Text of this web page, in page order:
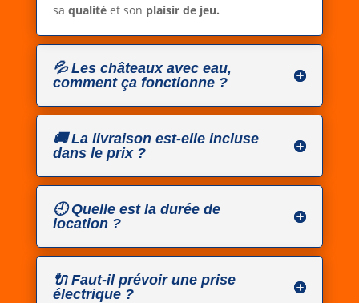
sa qualitéet son plaisir de jeu.
💦 Les châteaux avec eau,
comment ça fonctionne ?
🚚 La livraison est-elle incluse
dans le prix ?
🕘 Quelle est la durée de
location ?
🔌 Faut-il prévoir une prise
électrique ?